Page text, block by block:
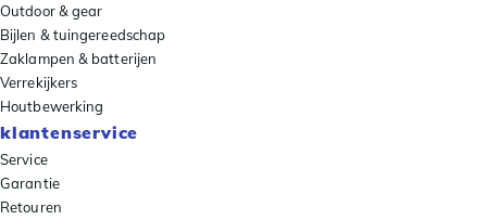
Outdoor & gear
Bijlen & tuingereedschap
Zaklampen & batterijen
Verrekijkers
Houtbewerking
klantenservice
Service
Garantie
Retouren